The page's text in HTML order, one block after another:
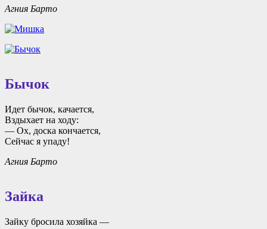
Агния Барто
Бычок
Идет бычок, качается,
Вздыхает на ходу:
— Ох, доска кончается,
Сейчас я упаду!
Агния Барто
Зайка
Зайку бросила хозяйка —